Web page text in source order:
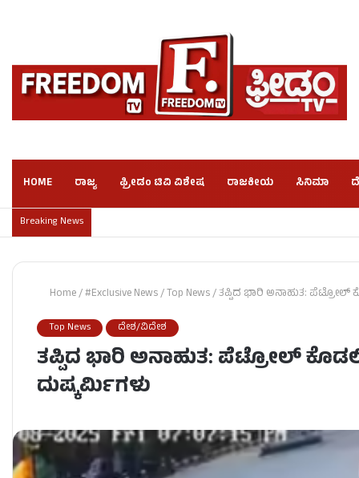
HOME ರಾಜ್ಯ ಫ್ರೀಡಂ ಟಿವಿ ವಿಶೇಷ ರಾಜಕೀಯ ಸಿನಿಮಾ
Breaking News
Home/#Exclusive News/Top News/ತಪ್ಪಿದ ಭಾರಿ ಅನಾಹುತ: ಪೆಟ್ರೋಲ್
Top News ದೇಶ/ವಿದೇಶ
ತಪ್ಪಿದ ಭಾರಿ ಅನಾಹುತ: ಪೆಟ್ರೋಲ್
ದುಷ್ಕರ್ಮಿಗಳು